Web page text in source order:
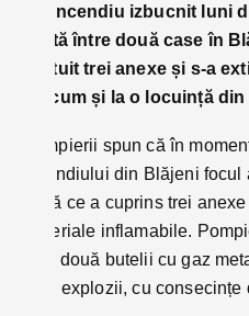
Un incendiu izbucnit luni
aflată între două case în
mistuit trei anexe și s-a
precum și la o locuință
Pompierii spun că în
incendiului din Blăjeni
după ce a cuprins trei
materiale inflamabile.
timp două butelii cu gaz
unei explozii, cu consecințe